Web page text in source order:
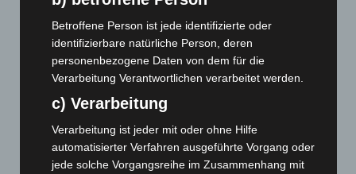
März 2024(103)
Februar 2024(103)
Januar 2024
(111)
Dezember 2023
(130)
Oktober 2023(114)
September 2023(133)
Betroffene Person ist jede identifizierte oder
identifizierbare natürliche Person, deren
personenbezogene Daten von dem für die
Verarbeitung Verantwortlichen verarbeitet werden.
c) Verarbeitung
Verarbeitung ist jeder mit oder ohne Hilfe
automatisierter Verfahren ausgeführte Vorgang oder
jede solche Vorgangsreihe im Zusammenhang mit